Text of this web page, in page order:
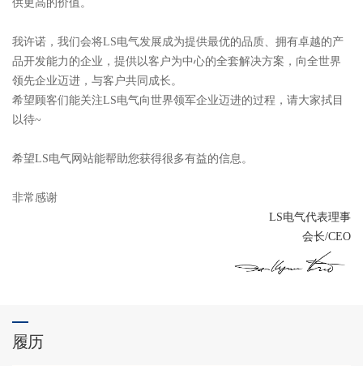
供更高的价值。
我许诺，我们会将LS电气发展成为提供最优的品质、拥有卓越的产
品开发能力的企业，提供以客户为中心的全套解决方案，向全世界
领先企业迈进，与客户共同成长。
希望顾客们能关注LS电气向世界领军企业迈进的过程，请大家拭目
以待~
希望LS电气网站能帮助您获得很多有益的信息。
非常感谢
LS电气代表理事
会长/CEO
履历